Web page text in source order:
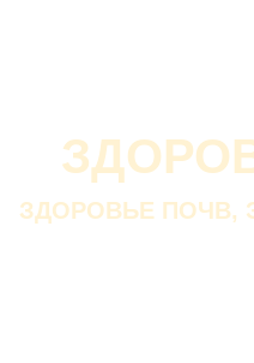
ЗДОРОВЬЕ ПОЧВ,